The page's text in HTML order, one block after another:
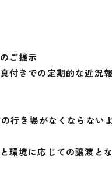
ご提示
付きでの定期的な近況
行き場がなくならな
環境に応じての譲渡とな